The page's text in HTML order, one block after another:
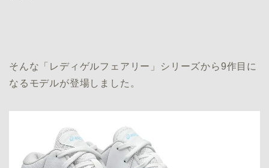
そんな「レディゲルフェアリー」シリーズから9作目に
なるモデルが登場しました。